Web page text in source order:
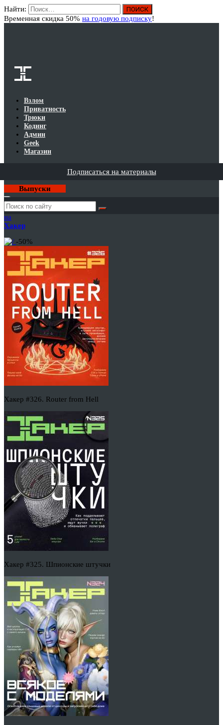
Найти:
Временная скидка 50% на годовую подписку!
Взлом
Приватность
Трюки
Кодинг
Админ
Geek
Магазин
Подписаться на материалы
Выпуски
Годовая
подписка
на
Хакер
-50%
Хакер #326. Router from Hell
Хакер #325. Шпионские штучки